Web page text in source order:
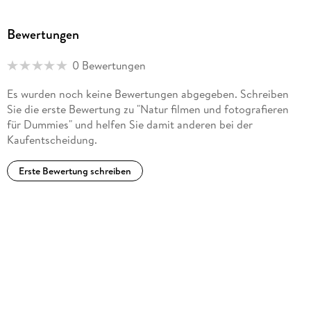
Bewertungen
0 Bewertungen
Es wurden noch keine Bewertungen abgegeben. Schreiben
Sie die erste Bewertung zu "Natur filmen und fotografieren
für Dummies" und helfen Sie damit anderen bei der
Kaufentscheidung.
Erste Bewertung schreiben